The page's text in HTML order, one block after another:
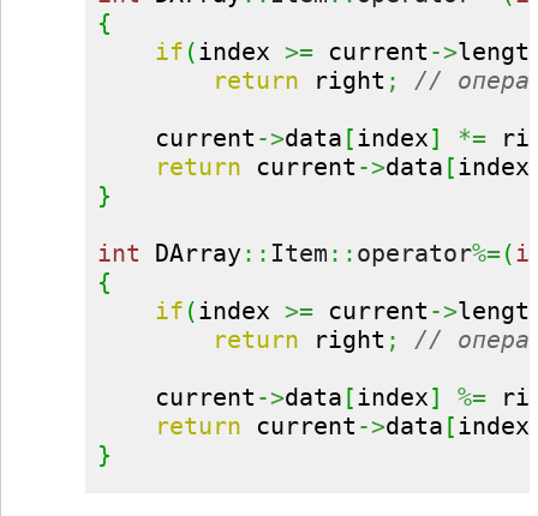
{
if (index >= current ->
return right ;
//
current ->data [index] *=
return current ->data [index
}
int DArray :: Item :: operator%=(
{
if (index >= current ->
return right ;
//
current ->data [index] %=
return current ->data [index
}